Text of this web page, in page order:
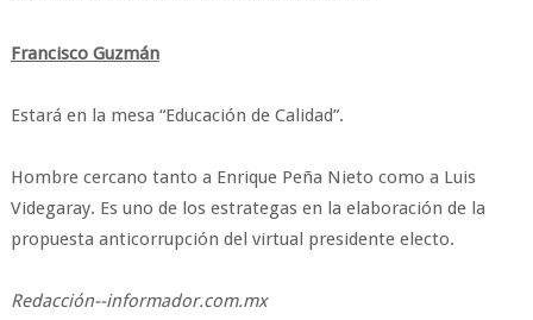
Francisco Guzmán
Estará en la mesa “Educación de Calidad”.
Hombre cercano tanto a Enrique Peña Nieto como a Luis
Videgaray. Es uno de los estrategas en la elaboración de la
propuesta anticorrupción del virtual presidente electo.
Redacción--informador.com.mx